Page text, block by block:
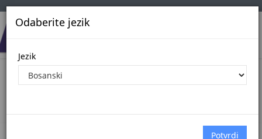
Odaberite jezik
Jezik
Pregled Dokumenata| Broj 47/26